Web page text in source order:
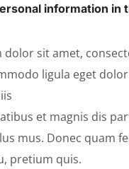
information in
dolor sit amet,
ligula eget
et magnis dis
mus. Donec quam
pretium quis.